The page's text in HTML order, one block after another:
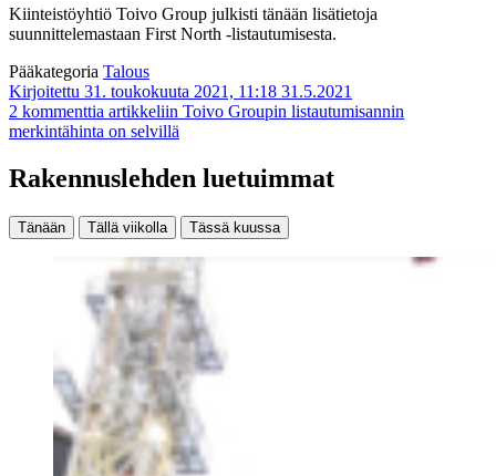
Kiinteistöyhtiö Toivo Group julkisti tänään lisätietoja
suunnittelemastaan First North -listautumisesta.
Pääkategoria Talous
Kirjoitettu 31. toukokuuta 2021, 11:18 31.5.2021
2 kommenttia artikkeliin Toivo Groupin listautumisannin
merkintähinta on selvillä
Rakennuslehden luetuimmat
Tänään Tällä viikolla Tässä kuussa